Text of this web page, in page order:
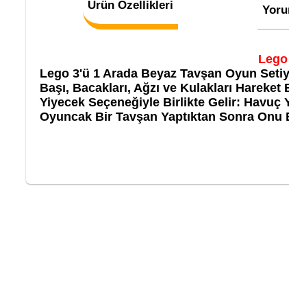
Ürün Özellikleri
Lego 3'ü 1 Arada Beyaz Tavşan Oyun
Başı, Bacakları, Ağzı ve Kulakları
Yiyecek Seçeneğiyle Birlikte Gelir: Havuç
Oyuncak Bir Tavşan Yaptıktan Sonra